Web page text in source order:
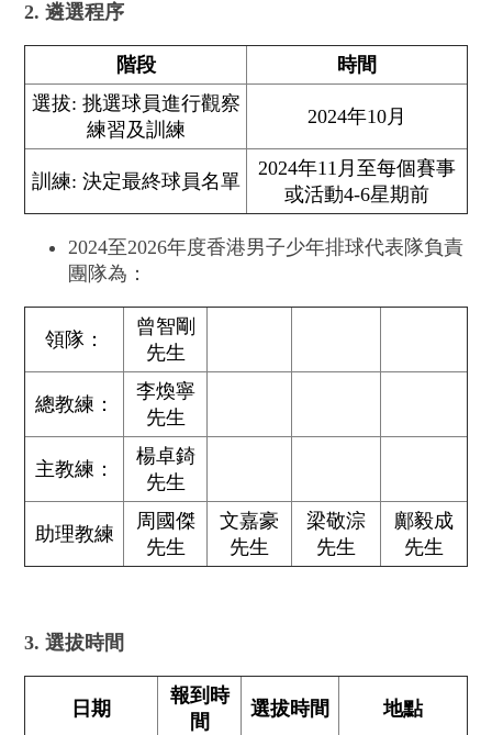
2. 遴選程序
階段
時間
選拔: 挑選球員進行觀察
練習及訓練
2024年10月
訓練: 決定最終球員名單
2024年11月至每個賽事
或活動4-6星期前
2024至2026年度香港男子少年排球代表隊負責
團隊為：
領隊：
曾智剛
先生
總教練：
李煥寧
先生
主教練：
楊卓錡
先生
助理教練
周國傑
先生
文嘉豪
先生
梁敬淙
先生
鄺毅成
先生
3. 選拔時間
日期
報到時
間
選拔時間 地點